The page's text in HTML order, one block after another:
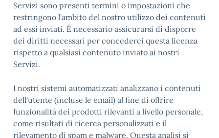
Servizi sono presenti termini o impostazioni che
restringono l'ambito del nostro utilizzo dei contenuti
ad essi inviati. È necessario assicurarsi di disporre
dei diritti necessari per concederci questa licenza
rispetto a qualsiasi contenuto inviato ai nostri
Servizi.
I nostri sistemi automatizzati analizzano i contenuti
dell'utente (incluse le email) al fine di offrire
funzionalità dei prodotti rilevanti a livello personale,
come risultati di ricerca personalizzati e il
rilevamento di spam e malware. Questa analisi si